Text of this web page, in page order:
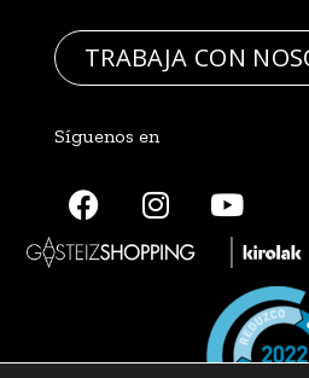
TRABAJA CON
Síguenos en